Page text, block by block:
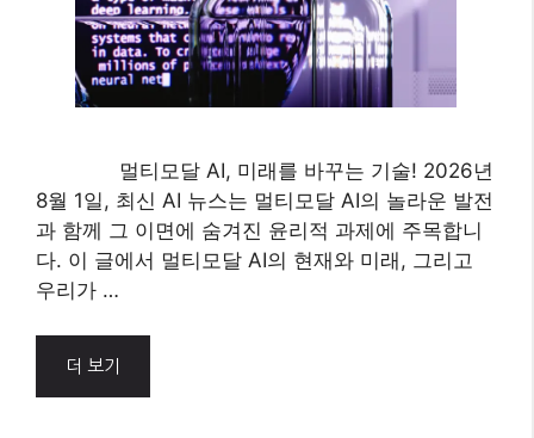
멀티모달 AI, 미래를 바꾸는 기술! 2026년
8월 1일, 최신 AI 뉴스는 멀티모달 AI의 놀라운 발전
과 함께 그 이면에 숨겨진 윤리적 과제에 주목합니
다. 이 글에서 멀티모달 AI의 현재와 미래, 그리고
우리가 …
더 보기